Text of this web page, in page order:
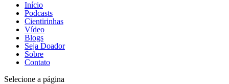
Início
Podcasts
Cientirinhas
Vídeo
Blogs
Seja Doador
Sobre
Contato
Selecione a página